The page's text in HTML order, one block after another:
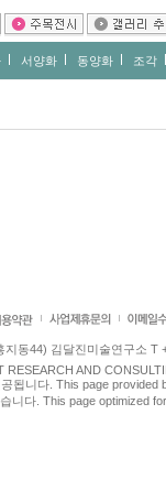
서양화 동양화 조각
동44) 김달진미술연구소 T
AND
됩니다. This page provided
니다. This page optimized